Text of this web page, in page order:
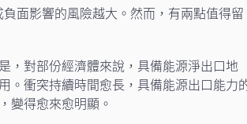
面影響的風險越大。然而，有兩點值得留
，對部份經濟體來說，具備能源淨出口地
。衝突持續時間愈長，具備能源出口能力
變得愈來愈明顯。